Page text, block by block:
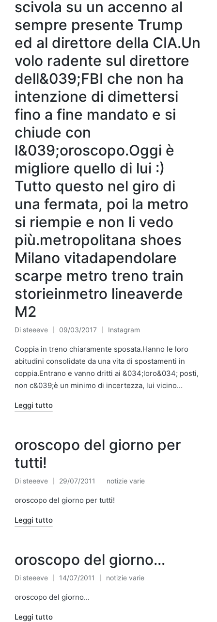
scivola su un accenno al
sempre presente Trump
ed al direttore della CIA.Un
volo radente sul direttore
dell&039;FBI che non ha
intenzione di dimettersi
fino a fine mandato e si
chiude con
l&039;oroscopo.Oggi è
migliore quello di lui :)
Tutto questo nel giro di
una fermata, poi la metro
si riempie e non li vedo
più.metropolitana shoes
Milano vitadapendolare
scarpe metro treno train
storieinmetro lineaverde
M2
Pubblicato
da
Di steeeve 09/03/2017
Pubblicato
in
Instagram
Coppia in treno chiaramente sposata.Hanno le loro
abitudini consolidate da una vita di spostamenti in
coppia.Entrano e vanno dritti ai &034;loro&034; posti,
non c&039;è un minimo di incertezza, lui vicino…
Leggi tutto
oroscopo del giorno per
tutti!
Pubblicato
da
Di steeeve 29/07/2011
Pubblicato
in
notizie varie
oroscopo del giorno per tutti!
Leggi tutto
oroscopo del giorno…
Pubblicato
da
Di steeeve 14/07/2011
Pubblicato
notizie varie
oroscopo del giorno...
Leggi tutto